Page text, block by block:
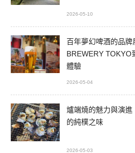
2026-05-10
百年夢幻啤酒的品
BREWERY TOKYO
體驗
2026-05-04
爐端燒的魅力與演
的純樸之味
2026-05-03